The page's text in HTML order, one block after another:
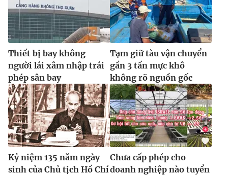
Thiết bị bay không
người lái xâm nhập trái
phép sân bay
Tạm giữ tàu vận chuyển
gần 3 tấn mực khô
không rõ nguồn gốc
Kỷ niệm 135 năm ngày
sinh của Chủ tịch Hồ Chí
Chưa cấp phép cho
doanh nghiệp nào tuyển